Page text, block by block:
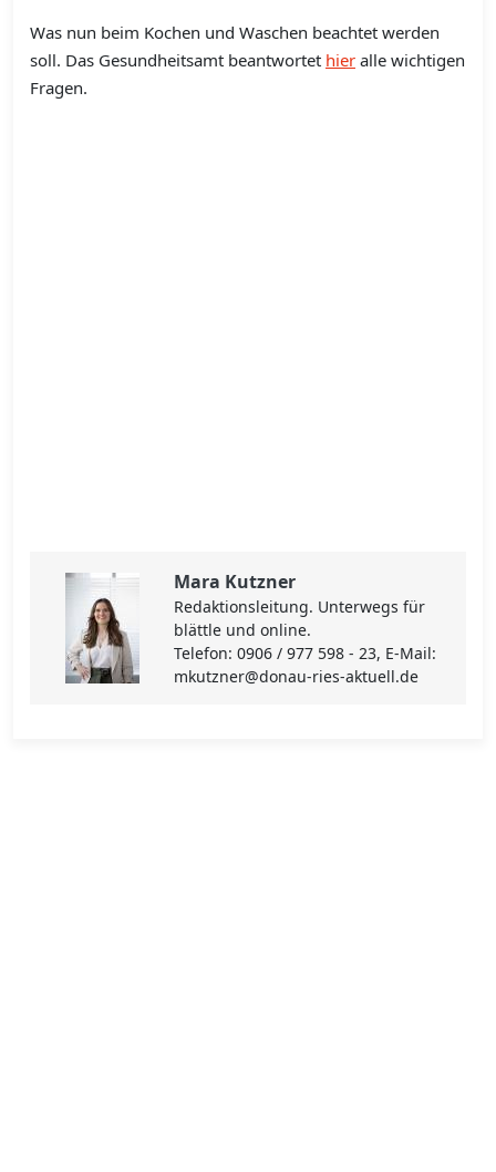
Was nun beim Kochen und Waschen beachtet werden
soll. Das Gesundheitsamt beantwortet hier alle wichtigen
Fragen.
Mara Kutzner
Redaktionsleitung. Unterwegs für
blättle und online.
Telefon: 0906 / 977 598 - 23, E-Mail:
mkutzner@donau-ries-aktuell.de